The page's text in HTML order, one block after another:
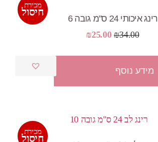
מכירת
חיסול
מבצע!
רינג איכותי 24 ס"מ גובה 6
₪34.00
המחיר
היה:
₪25.00 המחיר
הוא:
מידע נוסף
מכירת
חיסול
מבצע!